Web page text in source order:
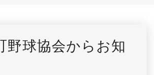
野球協会からお知